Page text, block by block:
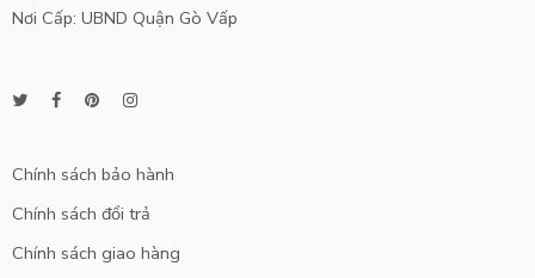
Nơi Cấp: UBND Quận Gò Vấp
Chính sách bảo hành
Chính sách đổi trả
Chính sách giao hàng